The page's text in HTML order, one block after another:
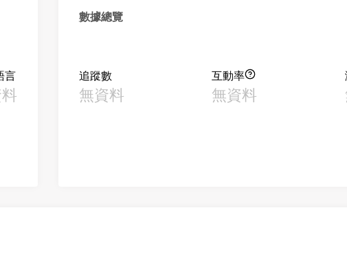
言
數據總覽
追蹤數
無資料
互動率
無資料